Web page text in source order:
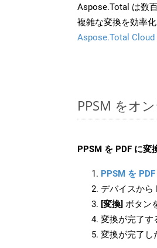
Aspose.Total は数
複雑な変換を効率
Aspose.Total Cloud
PPSM をオ
PPSM を PDF に変
PPSM を
デバイスから
[変換] ボタン
変換が完了す
変換が完了し